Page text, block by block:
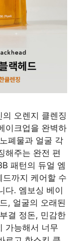
오렌지 클렌징
이크업을 완벽하
폐물과 얼굴 각
해주는 완전 편
패턴의 듀얼 엠
드까지 케어할 수
다. 엠보싱 베이
, 얼굴의 오래된
결 정돈, 민감한
가능해서 너무